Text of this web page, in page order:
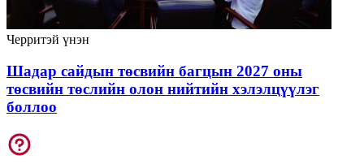
Черритэй үнэн
Шадар сайдын төсвийн багцын 2027 оны
төсвийн төслийн олон нийтийн хэлэлцүүлэг
боллоо